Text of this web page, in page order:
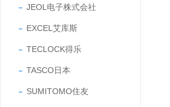
JEOL电子株式会社
EXCEL艾库斯
TECLOCK得乐
TASCO日本
SUMITOMO住友